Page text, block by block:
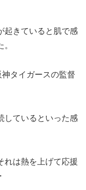
起きていると肌で感
タイガースの監督
しているといった感
れは熱を上げて応援